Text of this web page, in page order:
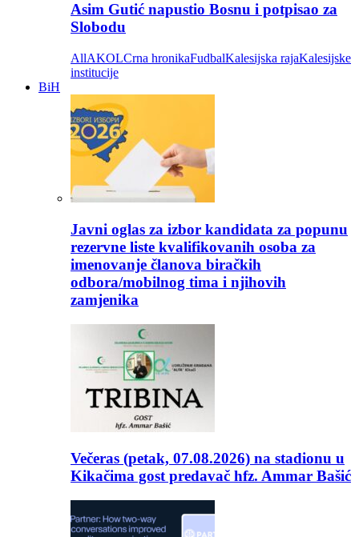
Asim Gutić napustio Bosnu i potpisao za
Slobodu
AllAKOLCrna hronikaFudbalKalesijska rajaKalesijske
institucije
BiH
Javni oglas za izbor kandidata za popunu
rezervne liste kvalifikovanih osoba za
imenovanje članova biračkih
odbora/mobilnog tima i njihovih
zamjenika
Večeras (petak, 07.08.2026) na stadionu u
Kikačima gost predavač hfz. Ammar Bašić